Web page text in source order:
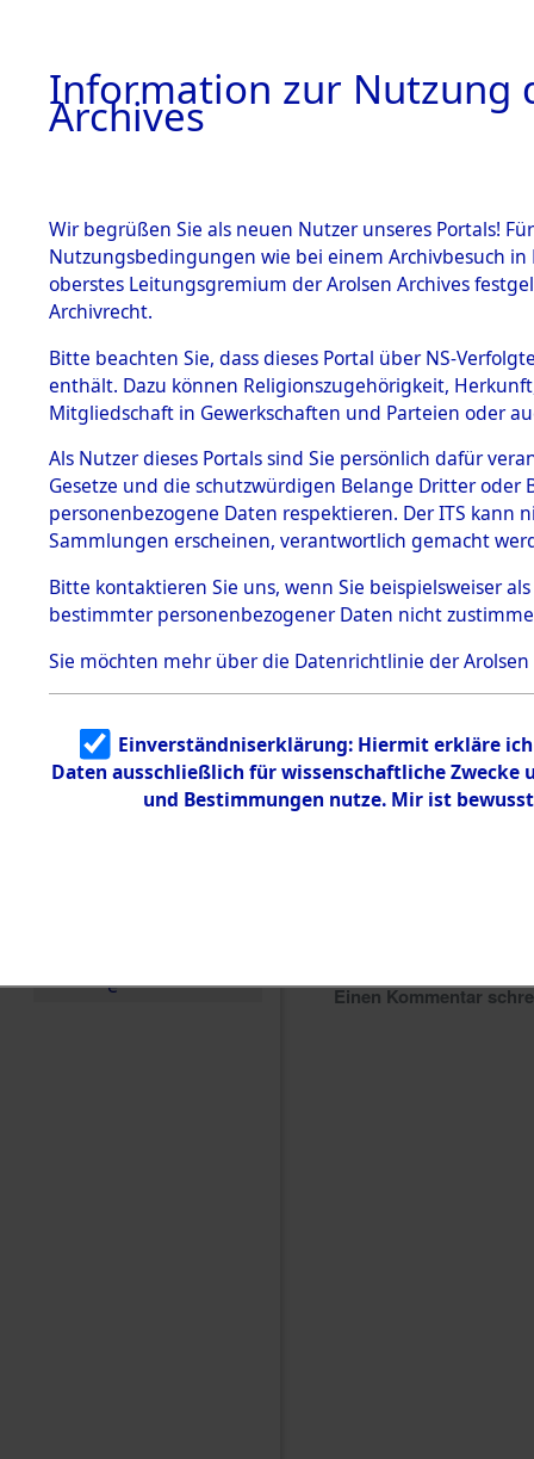
BESTÄNDE
1.
mente
5. Verschiedenes
5.3
Todesmärsche
5.3.1 Alliierte
Erhebungen
zu
Todesmärsch
en
5.3.2
Identifizierun
5.3.3
Todesmärsch
e
Listen
0008
Einen Kommentar
Information zur Nutzung
Archives
Wir begrüßen Sie als neuen Nutzer unseres Portals!
Nutzungsbedingungen wie bei einem Archivbesuch
oberstes Leitungsgremium der Arolsen Archives
Archivrecht.
Bitte beachten Sie, dass dieses Portal über NS-
enthält. Dazu können Religionszugehörigkeit,
Mitgliedschaft in Gewerkschaften und Parteien oder
Als Nutzer dieses Portals sind Sie persönlich dafür
Gesetze und die schutzwürdigen Belange Dritter
personenbezogene Daten respektieren. Der ITS
Sammlungen erscheinen, verantwortlich gemacht
Bitte kontaktieren Sie uns, wenn Sie beispielsweiser
bestimmter personenbezogener Daten nicht
Sie möchten mehr über die Datenrichtlinie der Arolsen
Einverständniserklärung: Hiermit erkläre
Daten ausschließlich für wissenschaftliche
und Bestimmungen nutze. Mir ist